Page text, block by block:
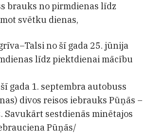
brauks no pirmdienas līdz
svētku dienas,
no šī gada 25. jūnija
līdz piektdienai mācību
gada 1. septembra autobuss
divos reisos iebrauks Pūņās –
Savukārt sestdienās minētajos
Pūņās/